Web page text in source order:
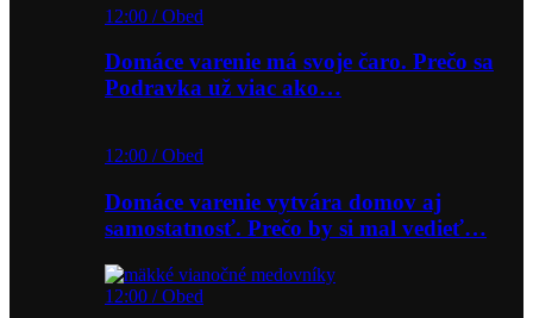
12:00 / Obed
Domáce varenie má svoje čaro. Prečo sa
Podravka už viac ako…
12:00 / Obed
Domáce varenie vytvára domov aj
samostatnosť. Prečo by si mal vedieť…
12:00 / Obed